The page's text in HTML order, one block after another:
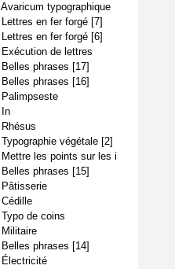
Avaricum typographique
Lettres en fer forgé [7]
Lettres en fer forgé [6]
Exécution de lettres
Belles phrases [17]
Belles phrases [16]
Palimpseste
In
Rhésus
Typographie végétale [2]
Mettre les points sur les i
Belles phrases [15]
Pâtisserie
Cédille
Typo de coins
Militaire
Belles phrases [14]
Électricité